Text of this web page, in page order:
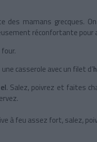
des mamans grecques.
réconfortante pour
casserole avec un filet d’
. Salez, poivrez et faites
à feu assez fort, salez,